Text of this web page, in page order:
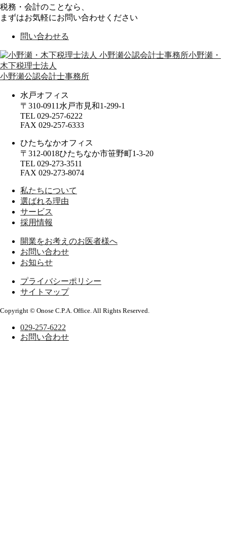
税務・会計のことなら、
まずはお気軽にお問い合わせください
問い合わせる
小野瀬・
木下税理士法人
小野瀬公認会計士事務所
水戸オフィス
〒310-0911 水戸市見和1-299-1
TEL 029-257-6222
FAX 029-257-6333
ひたちなかオフィス
〒312-0018ひたちなか市笹野町1-3-20
TEL 029-273-3511
FAX 029-273-8074
私たちについて
選ばれる理由
サービス
採用情報
開業をお考えのお医者様へ
お問い合わせ
お知らせ
プライバシーポリシー
サイトマップ
Copyright © Onose C.P.A. Office. All Rights Reserved.
029-257-6222
お問い合わせ